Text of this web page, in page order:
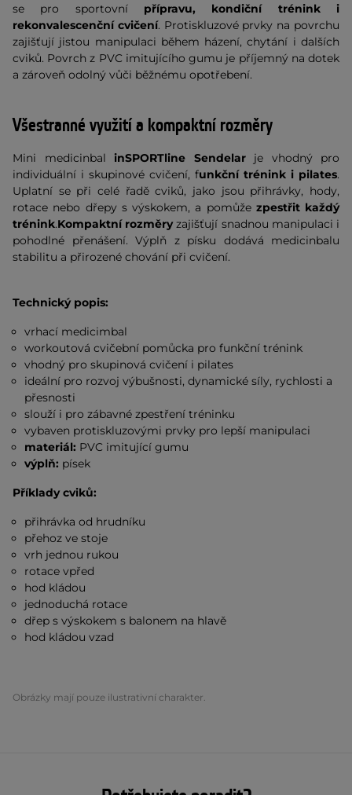
se pro sportovní přípravu, kondiční trénink i
rekonvalescenční cvičení. Protiskluzové prvky na povrchu
zajišťují jistou manipulaci během házení, chytání i dalších
cviků. Povrch z PVC imitujícího gumu je příjemný na dotek
a zároveň odolný vůči běžnému opotřebení.
Všestranné využití a kompaktní rozměry
Mini medicinbal inSPORTline Sendelarje vhodný pro
individuální i skupinové cvičení, funkční trénink i pilates.
Uplatní se při celé řadě cviků, jako jsou přihrávky, hody,
rotace nebo dřepy s výskokem, a pomůže zpestřit každý
trénink.Kompaktní rozměryzajišťují snadnou manipulaci i
pohodlné přenášení. Výplň z písku dodává medicinbalu
stabilitu a přirozené chování při cvičení.
Technický popis:
vrhací medicimbal
workoutová cvičební pomůcka pro funkční trénink
vhodný pro skupinová cvičení i pilates
ideální pro rozvoj výbušnosti, dynamické síly, rychlosti a
přesnosti
slouží i pro zábavné zpestření tréninku
vybaven protiskluzovými prvky pro lepší manipulaci
materiál: PVC imitující gumu
výplň: písek
Příklady cviků:
přihrávka od hrudníku
přehoz ve stoje
vrh jednou rukou
rotace vpřed
hod kládou
jednoduchá rotace
dřep s výskokem s balonem na hlavě
hod kládou vzad
Obrázky mají pouze ilustrativní charakter.